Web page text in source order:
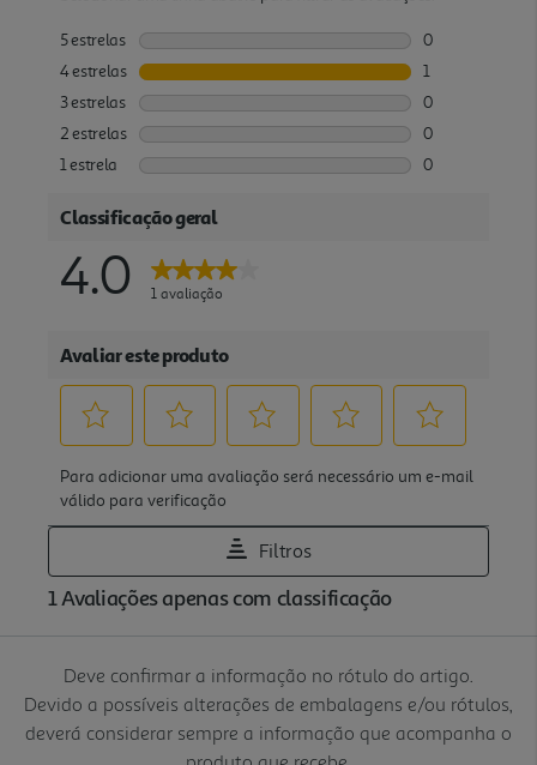
Deve confirmar a informação no rótulo do artigo.
Devido a possíveis alterações de embalagens e/ou rótulos,
deverá considerar sempre a informação que acompanha o